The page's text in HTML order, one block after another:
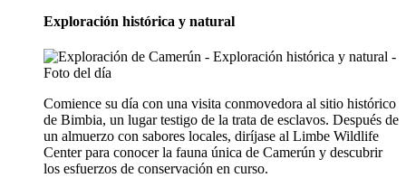
Exploración histórica y natural
Comience su día con una visita conmovedora al sitio histórico
de Bimbia, un lugar testigo de la trata de esclavos. Después de
un almuerzo con sabores locales, diríjase al Limbe Wildlife
Center para conocer la fauna única de Camerún y descubrir
los esfuerzos de conservación en curso.